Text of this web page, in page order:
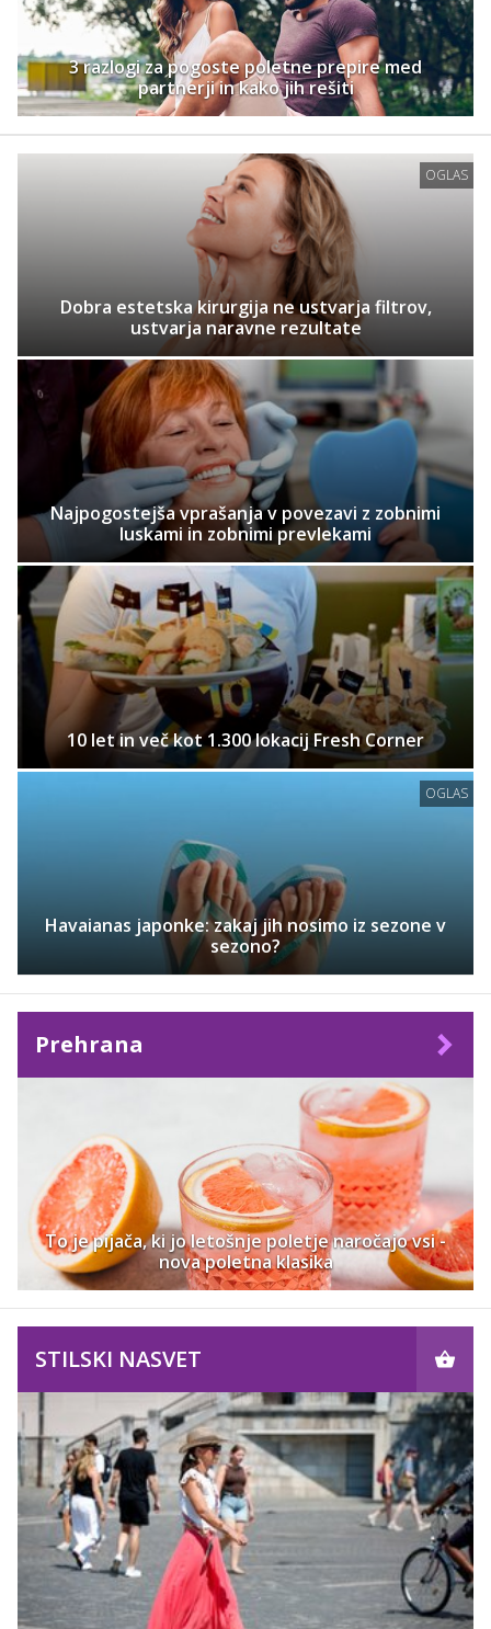
3 razlogi za pogoste poletne prepire med
partnerji in kako jih rešiti
OGLAS
Dobra estetska kirurgija ne ustvarja filtrov,
ustvarja naravne rezultate
Najpogostejša vprašanja v povezavi z zobnimi
luskami in zobnimi prevlekami
10 let in več kot 1.300 lokacij Fresh Corner
OGLAS
Havaianas japonke: zakaj jih nosimo iz sezone v
sezono?
Prehrana
To je pijača, ki jo letošnje poletje naročajo vsi -
nova poletna klasika
STILSKI NASVET